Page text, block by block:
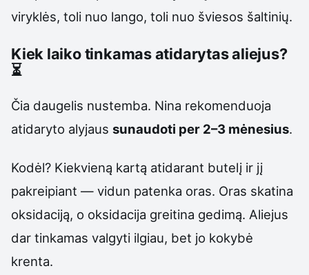
viryklės, toli nuo lango, toli nuo šviesos šaltinių.
Kiek laiko tinkamas atidarytas aliejus?
⏳
Čia daugelis nustemba. Nina rekomenduoja
atidaryto alyjaus sunaudoti per 2–3 mėnesius.
Kodėl? Kiekvieną kartą atidarant butelį ir jį
pakreipiant — vidun patenka oras. Oras skatina
oksidaciją, o oksidacija greitina gedimą. Aliejus
dar tinkamas valgyti ilgiau, bet jo kokybė
krenta.